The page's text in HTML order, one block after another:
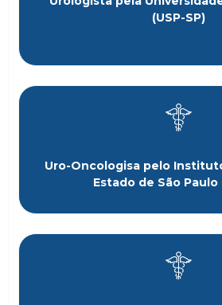
(USP-SP)
Uro-Oncologisa pelo
Estado de São Paulo